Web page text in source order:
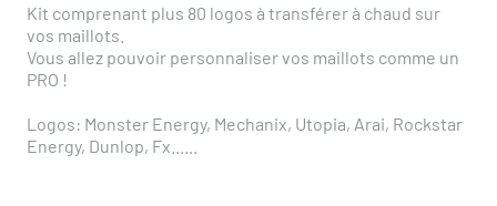
Kit comprenant plus 80 logos à transférer à chaud sur
vos maillots.
Vous allez pouvoir personnaliser vos maillots comme un
PRO !
Logos: Monster Energy, Mechanix, Utopia, Arai, Rockstar
Energy, Dunlop, Fx......